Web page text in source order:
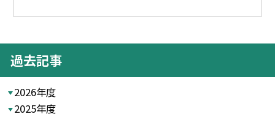
過去記事
2026年度
2025年度